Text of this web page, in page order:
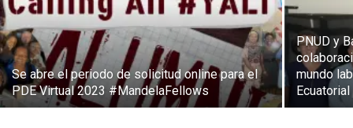
Se abre el periodo de solicitud online para el
PDE Virtual 2023 #MandelaFellows
PNUD y
mundo
Ecuatorial